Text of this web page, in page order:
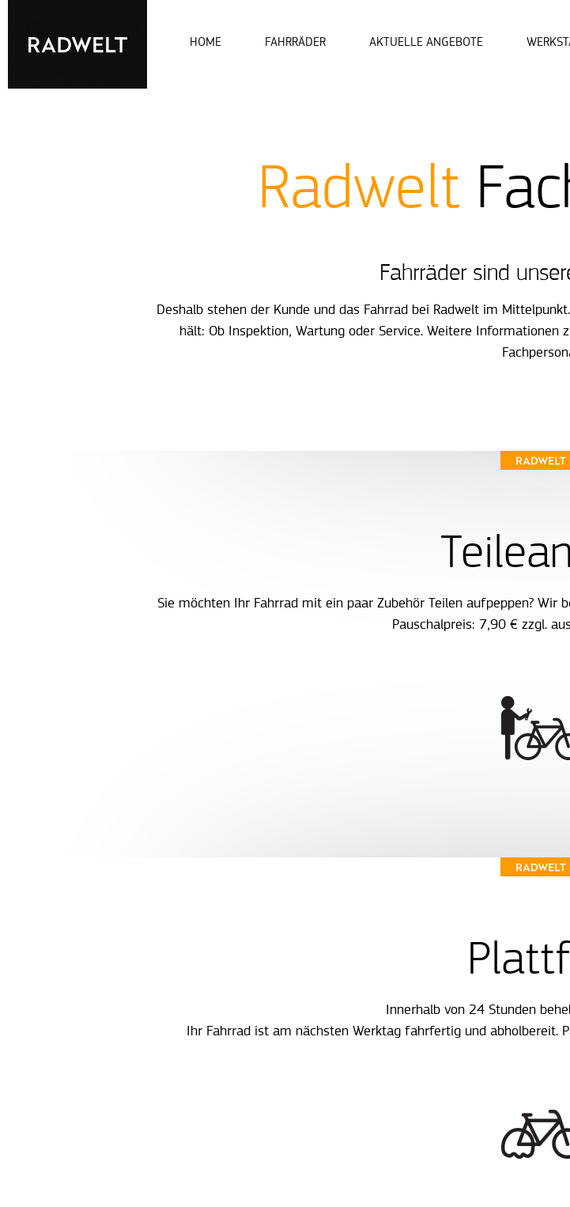
HOME FAHRRÄDER AKTUELLE ANGEBOTE
Radwelt
Fahrräder sind
Deshalb stehen der Kunde und das Fahrrad bei Radwelt im
hält: Ob Inspektion, Wartung oder Service. Weitere
Sie möchten Ihr Fahrrad mit ein paar Zubehör Teilen aufpeppen? Wir
Pauschalpreis: 7,90 € zzgl.
Innerhalb von 24 Stunden
Ihr Fahrrad ist am nächsten Werktag fahrfertig und abholbereit.